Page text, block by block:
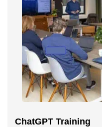
ChatGPT Training